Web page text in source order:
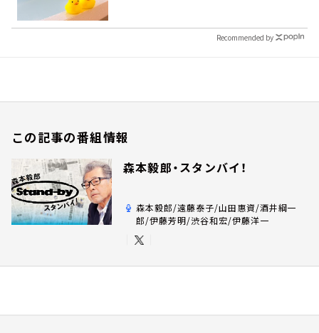
Recommended by
この記事の番組情報
森本毅郎・スタンバイ！
森本毅郎/遠藤泰子/山田惠資/酒井綱一
郎/伊藤芳明/渋谷和宏/伊藤洋一